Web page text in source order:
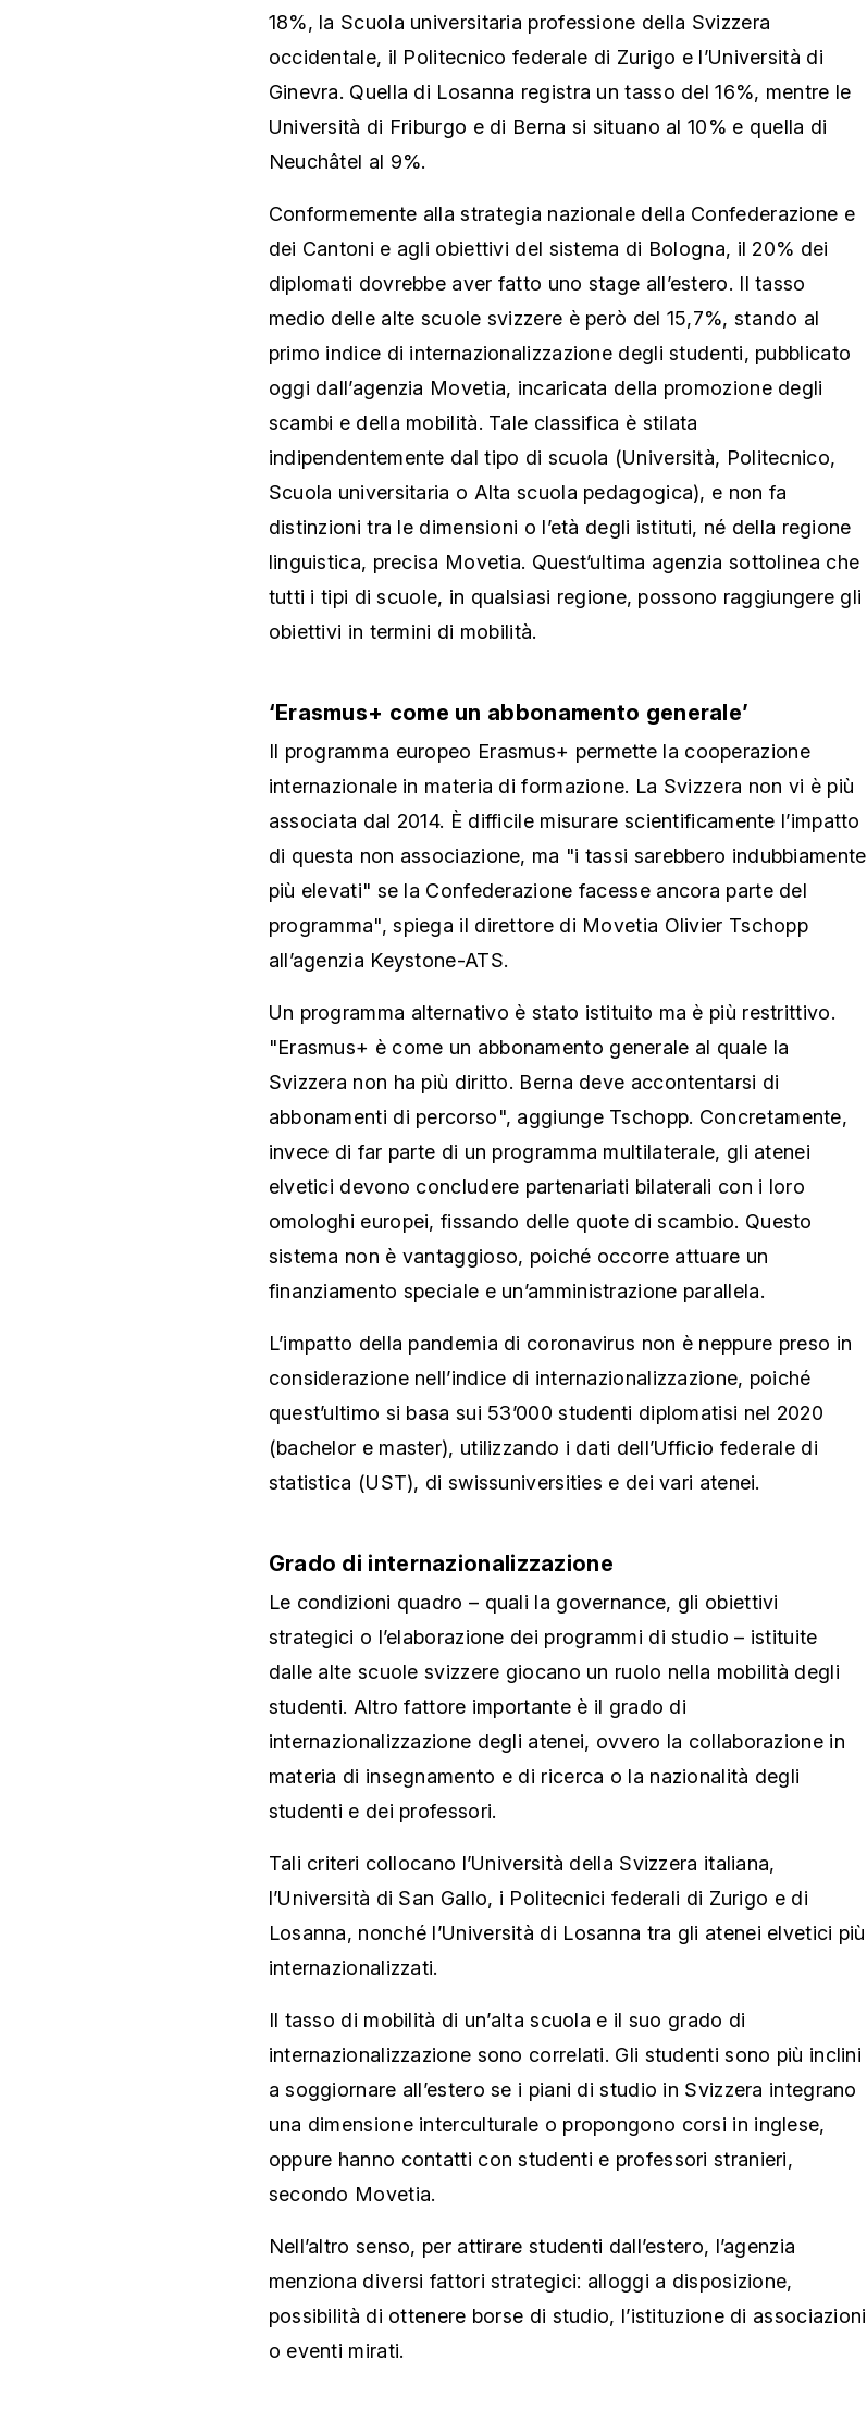
18%, la Scuola universitaria professione della Svizzera
occidentale, il Politecnico federale di Zurigo e l’Università di
Ginevra. Quella di Losanna registra un tasso del 16%, mentre le
Università di Friburgo e di Berna si situano al 10% e quella di
Neuchâtel al 9%.
Conformemente alla strategia nazionale della Confederazione e
dei Cantoni e agli obiettivi del sistema di Bologna, il 20% dei
diplomati dovrebbe aver fatto uno stage all’estero. Il tasso
medio delle alte scuole svizzere è però del 15,7%, stando al
primo indice di internazionalizzazione degli studenti, pubblicato
oggi dall’agenzia Movetia, incaricata della promozione degli
scambi e della mobilità. Tale classifica è stilata
indipendentemente dal tipo di scuola (Università, Politecnico,
Scuola universitaria o Alta scuola pedagogica), e non fa
distinzioni tra le dimensioni o l’età degli istituti, né della regione
linguistica, precisa Movetia. Quest’ultima agenzia sottolinea che
tutti i tipi di scuole, in qualsiasi regione, possono raggiungere gli
obiettivi in termini di mobilità.
‘Erasmus+ come un abbonamento generale’
Il programma europeo Erasmus+ permette la cooperazione
internazionale in materia di formazione. La Svizzera non vi è più
associata dal 2014. È difficile misurare scientificamente l’impatto
di questa non associazione, ma "i tassi sarebbero indubbiamente
più elevati" se la Confederazione facesse ancora parte del
programma", spiega il direttore di Movetia Olivier Tschopp
all’agenzia Keystone-ATS.
Un programma alternativo è stato istituito ma è più restrittivo.
"Erasmus+ è come un abbonamento generale al quale la
Svizzera non ha più diritto. Berna deve accontentarsi di
abbonamenti di percorso", aggiunge Tschopp. Concretamente,
invece di far parte di un programma multilaterale, gli atenei
elvetici devono concludere partenariati bilaterali con i loro
omologhi europei, fissando delle quote di scambio. Questo
sistema non è vantaggioso, poiché occorre attuare un
finanziamento speciale e un’amministrazione parallela.
L’impatto della pandemia di coronavirus non è neppure preso in
considerazione nell’indice di internazionalizzazione, poiché
quest’ultimo si basa sui 53’000 studenti diplomatisi nel 2020
(bachelor e master), utilizzando i dati dell’Ufficio federale di
statistica (UST), di swissuniversities e dei vari atenei.
Grado di internazionalizzazione
Le condizioni quadro – quali la governance, gli obiettivi
strategici o l’elaborazione dei programmi di studio – istituite
dalle alte scuole svizzere giocano un ruolo nella mobilità degli
studenti. Altro fattore importante è il grado di
internazionalizzazione degli atenei, ovvero la collaborazione in
materia di insegnamento e di ricerca o la nazionalità degli
studenti e dei professori.
Tali criteri collocano l’Università della Svizzera italiana,
l’Università di San Gallo, i Politecnici federali di Zurigo e di
Losanna, nonché l’Università di Losanna tra gli atenei elvetici più
internazionalizzati.
Il tasso di mobilità di un’alta scuola e il suo grado di
internazionalizzazione sono correlati. Gli studenti sono più inclini
a soggiornare all’estero se i piani di studio in Svizzera integrano
una dimensione interculturale o propongono corsi in inglese,
oppure hanno contatti con studenti e professori stranieri,
secondo Movetia.
Nell’altro senso, per attirare studenti dall’estero, l’agenzia
menziona diversi fattori strategici: alloggi a disposizione,
possibilità di ottenere borse di studio, l’istituzione di associazioni
o eventi mirati.